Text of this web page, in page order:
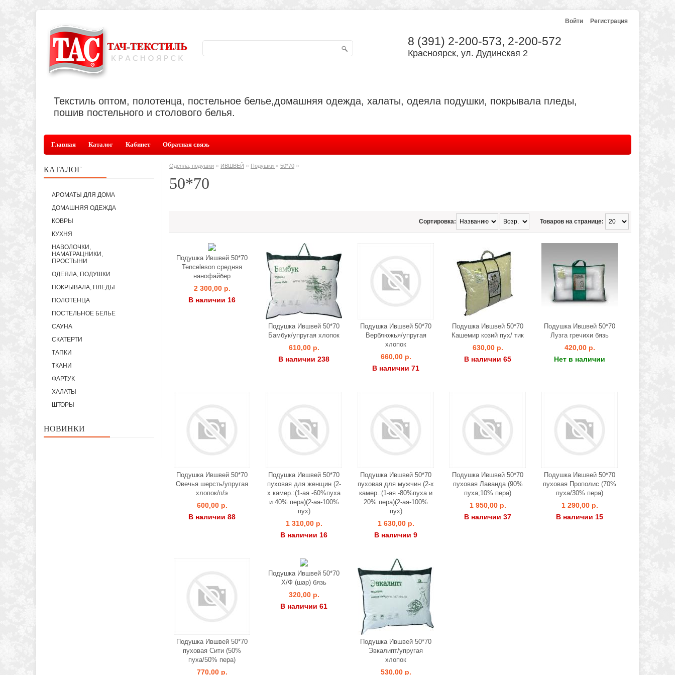
Войти Регистрация
8 (391) 2-200-573, 2-200-572
Красноярск, ул. Дудинская 2
Текстиль оптом, полотенца, постельное белье,домашняя одежда, халаты, одеяла подушки, покрывала пледы,
пошив постельного и столового белья.
Главная Каталог Кабинет Обратная связь
КАТАЛОГ
АРОМАТЫ ДЛЯ ДОМА
ДОМАШНЯЯ ОДЕЖДА
КОВРЫ
КУХНЯ
НАВОЛОЧКИ,
НАМАТРАЦНИКИ,
ПРОСТЫНИ
ОДЕЯЛА, ПОДУШКИ
ПОКРЫВАЛА, ПЛЕДЫ
ПОЛОТЕНЦА
ПОСТЕЛЬНОЕ БЕЛЬЕ
САУНА
СКАТЕРТИ
ТАПКИ
ТКАНИ
ФАРТУК
ХАЛАТЫ
ШТОРЫ
НОВИНКИ
Одеяла, подушки » ИВШВЕЙ » Подушки » 50*70 »
50*70
Товаров на странице:
Сортировка:
Подушка Ившвей 50*70
Tenceleson средняя
нанофайбер
2 300,00 р.
В наличии 16
Подушка Ившвей 50*70
Бамбук/упругая хлопок
610,00 р.
В наличии 238
Подушка Ившвей 50*70
Верблюжья/упругая
хлопок
660,00 р.
В наличии 71
Подушка Ившвей 50*70
Кашемир козий пух/ тик
630,00 р.
В наличии 65
Подушка Ившвей 50*70
Лузга гречихи бязь
420,00 р.
Нет в наличии
Подушка Ившвей 50*70
Овечья шерсть/упругая
хлопок/п/э
600,00 р.
В наличии 88
Подушка Ившвей 50*70
пуховая для женщин (2-
х камер.:(1-ая -60%пуха
и 40% пера)(2-ая-100%
пух)
1 310,00 р.
В наличии 16
Подушка Ившвей 50*70
пуховая для мужчин (2-х
камер.:(1-ая -80%пуха и
20% пера)(2-ая-100%
пух)
1 630,00 р.
В наличии 9
Подушка Ившвей 50*70
пуховая Лаванда (90%
пуха;10% пера)
1 950,00 р.
В наличии 37
Подушка Ившвей 50*70
пуховая Прополис (70%
пуха/30% пера)
1 290,00 р.
В наличии 15
Подушка Ившвей 50*70
пуховая Сити (50%
пуха/50% пера)
770,00 р.
Подушка Ившвей 50*70
Х/Ф (шар) бязь
320,00 р.
В наличии 61
Подушка Ившвей 50*70
Эвкалипт/упругая
хлопок
530,00 р.